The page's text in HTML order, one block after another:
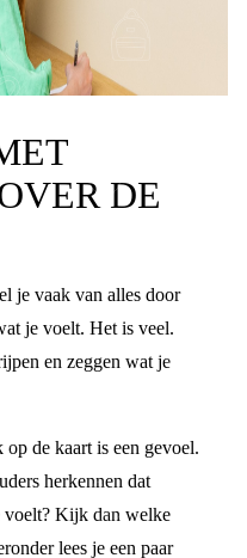
DE
je vaak van alles door
je voelt. Het is veel.
en zeggen wat je
de kaart is een gevoel.
herkennen dat
voelt? Kijk dan welke
lees je een paar